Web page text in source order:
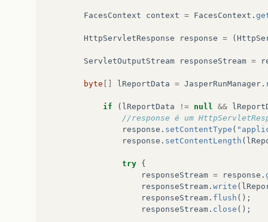
FacesContext context = FacesContext .
HttpServletResponse response = (
ServletOutputStream responseStream =
byte lReportData = JasperRunManager .
if ( lReportData != null &&
//response é um
response . setContentType (
response . setContentLength (
try {
responseStream = response .
responseStream . write (
responseStream . flush ();
responseStream . close ();